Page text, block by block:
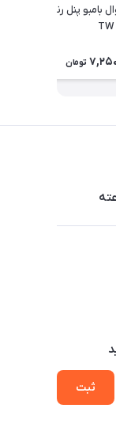
بامبو پنل رنگ طلایی کد
TW
تومان
ثبت